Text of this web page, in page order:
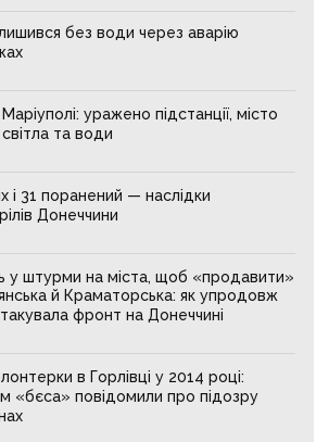
без води через аварію
уражено підстанції, місто
та води
і 31 поранений — наслідки
Донеччини
у штурми на міста, щоб «продавити»
й Краматорська: як упродовж
фронт на Донеччині
в Горлівці у 2014 році:
«бєса» повідомили про підозру